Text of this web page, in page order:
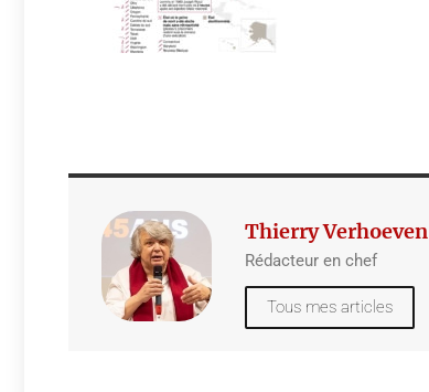
Thierry Verhoeven
Rédacteur en chef
Tous mes articles